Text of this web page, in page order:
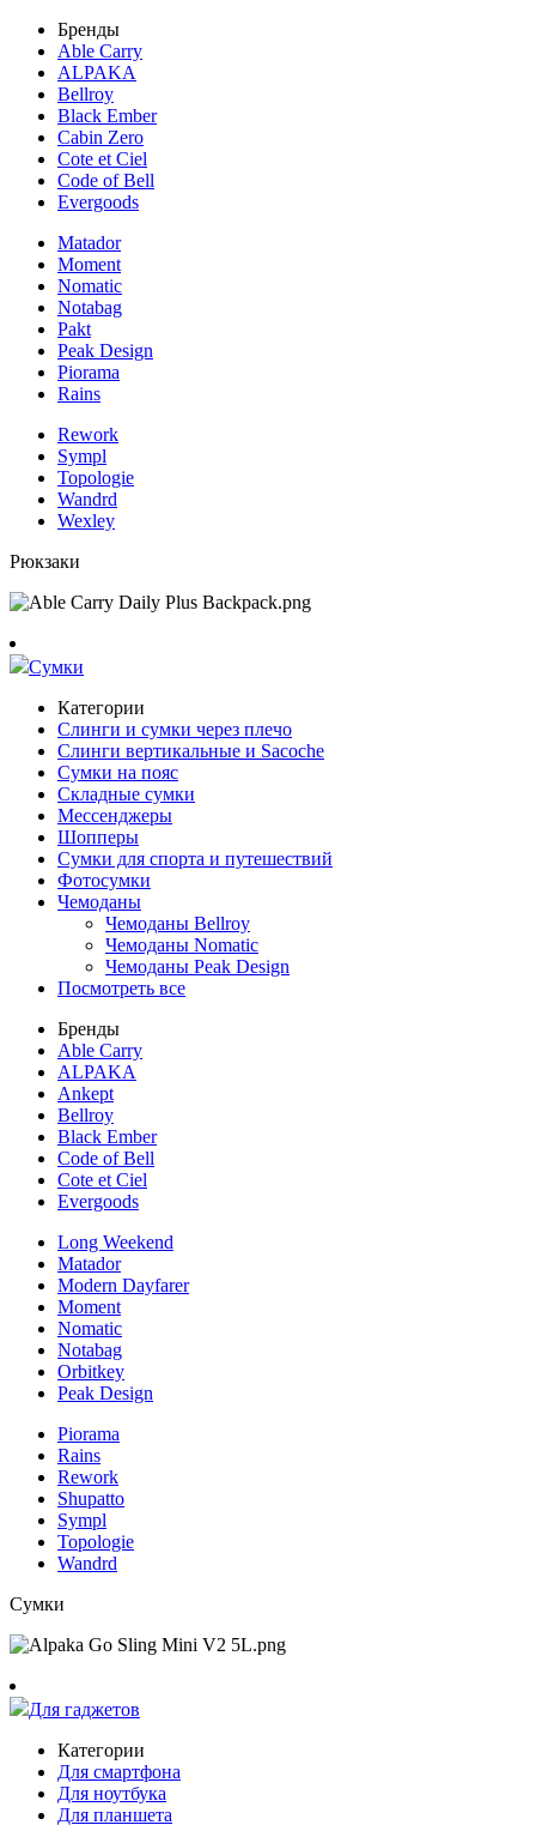
Бренды
Able Carry
ALPAKA
Bellroy
Black Ember
Cabin Zero
Cote et Ciel
Code of Bell
Evergoods
Matador
Moment
Nomatic
Notabag
Pakt
Peak Design
Piorama
Rains
Rework
Sympl
Topologie
Wandrd
Wexley
Рюкзаки
Сумки
Категории
Слинги и сумки через плечо
Слинги вертикальные и Sacoche
Сумки на пояс
Складные сумки
Мессенджеры
Шопперы
Сумки для спорта и путешествий
Фотосумки
Чемоданы
Чемоданы Bellroy
Чемоданы Nomatic
Чемоданы Peak Design
Посмотреть все
Бренды
Able Carry
ALPAKA
Ankept
Bellroy
Black Ember
Code of Bell
Cote et Ciel
Evergoods
Long Weekend
Matador
Modern Dayfarer
Moment
Nomatic
Notabag
Orbitkey
Peak Design
Piorama
Rains
Rework
Shupatto
Sympl
Topologie
Wandrd
Сумки
Для гаджетов
Категории
Для смартфона
Для ноутбука
Для планшета